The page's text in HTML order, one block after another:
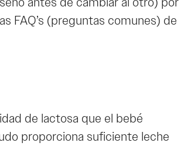
FAQ’s (preguntas comunes) de
de lactosa que el bebé
proporciona suficiente leche